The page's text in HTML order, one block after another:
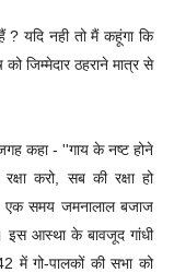
यदि नही तो मैं कहूंगा कि
जिम्मेदार ठहराने मात्र से
कहा - ''गाय के नष्ट होने
करो, सब की रक्षा हो
ने एक समय जमनालाल बजाज
इस आस्था के बावजूद गांधी
में गो-पालकों की सभा को